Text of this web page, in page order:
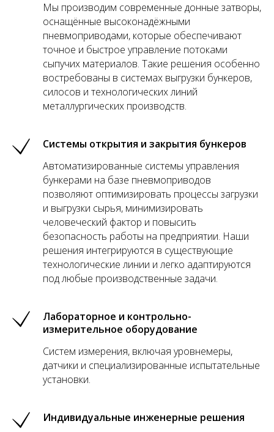
Мы производим современные донные затворы,
оснащённые высоконадёжными
пневмоприводами, которые обеспечивают
точное и быстрое управление потоками
сыпучих материалов. Такие решения особенно
востребованы в системах выгрузки бункеров,
силосов и технологических линий
металлургических производств.
Системы открытия и закрытия бункеров
Автоматизированные системы управления
бункерами на базе пневмоприводов
позволяют оптимизировать процессы загрузки
и выгрузки сырья, минимизировать
человеческий фактор и повысить
безопасность работы на предприятии. Наши
решения интегрируются в существующие
технологические линии и легко адаптируются
под любые производственные задачи.
Лабораторное и контрольно-
измерительное оборудование
Систем измерения, включая уровнемеры,
датчики и специализированные испытательные
установки.
Индивидуальные инженерные решения